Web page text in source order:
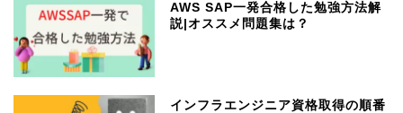
AWS SAP一発合格した勉強方法解
説|オススメ問題集は？
インフラエンジニア資格取得の順番